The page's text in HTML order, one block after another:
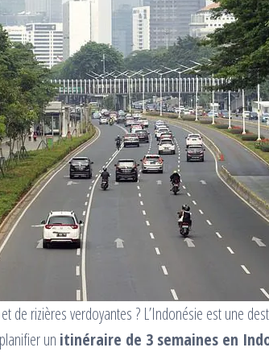
de rizières verdoyantes ? L’Indonésie est une
un itinéraire de 3 semaines en